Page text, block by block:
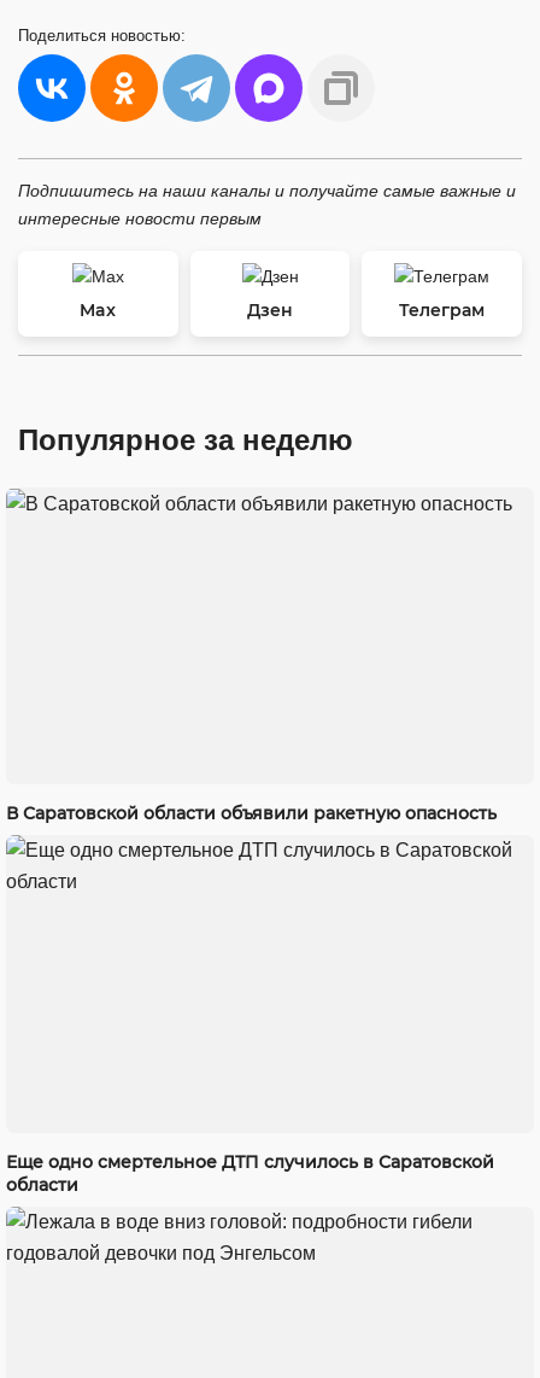
Поделиться новостью:
Подпишитесь на наши каналы и получайте самые важные и
интересные новости первым
Max Дзен Телеграм
Популярное за неделю
В Саратовской области объявили ракетную опасность
Еще одно смертельное ДТП случилось в Саратовской
области